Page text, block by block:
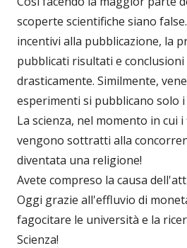
scoperte scientifiche siano
incentivi alla pubblicazione, la
pubblicati risultati e conclusioni
drasticamente. Similmente,
esperimenti si pubblicano solo
La scienza, nel momento in cui
vengono sottratti alla
diventata una religione!
Avete compreso la causa
Oggi grazie all'effluvio di
fagocitare le università e la
Scienza!